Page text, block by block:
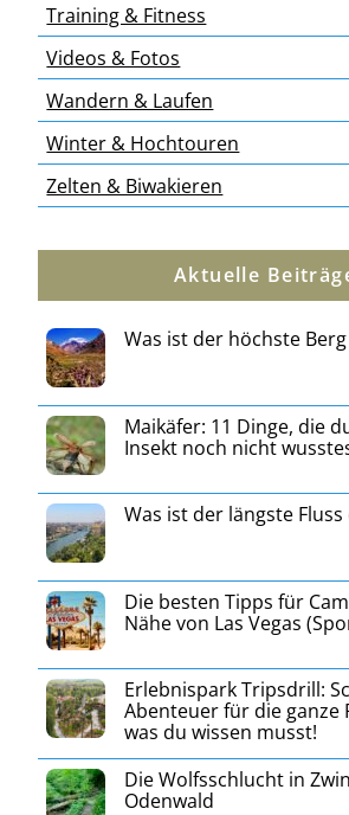
Training & Fitness
Videos & Fotos
Wandern & Laufen
Winter & Hochtouren
Zelten & Biwakieren
Aktuelle
Was ist der höchste
Maikäfer: 11 Dinge, die
Insekt noch nicht
Was ist der längste
Die besten Tipps für
Nähe von Las Vegas
Erlebnispark Tripsdrill:
Abenteuer für die ganze
was du wissen musst!
Die Wolfsschlucht in
Odenwald